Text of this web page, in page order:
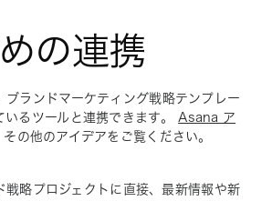
の連携
ブランドマーケティング戦略テンプレー
いるツールと連携できます。 Asana ア
その他のアイデアをご覧ください。
戦略プロジェクトに直接、最新情報や新